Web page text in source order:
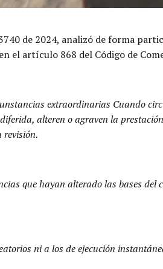
de 2024, analizó de forma
el artículo 868 del Código de
extraordinarias Cuando
alteren o agraven la
revisión.
que hayan alterado las bases
ni a los de ejecución